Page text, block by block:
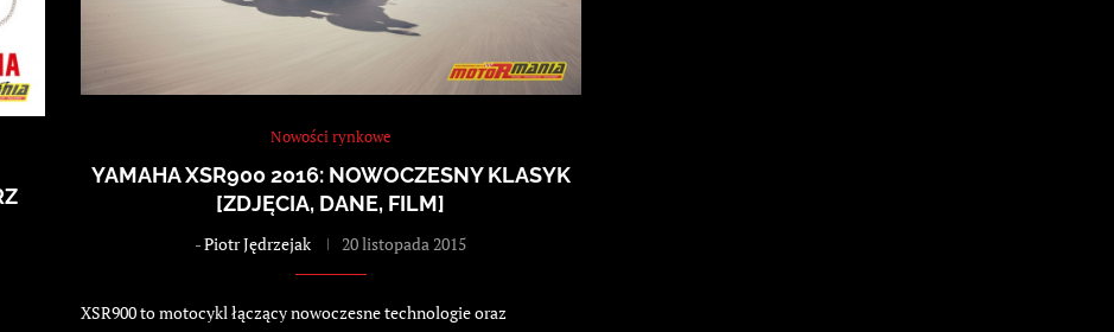
Nowości rynkowe
YAMAHA XSR900 2016: NOWOCZESNY KLASYK
[ZDJĘCIA, DANE, FILM]
-Piotr Jędrzejak 20 listopada 2015
XSR900 to motocykl łączący nowoczesne technologie oraz